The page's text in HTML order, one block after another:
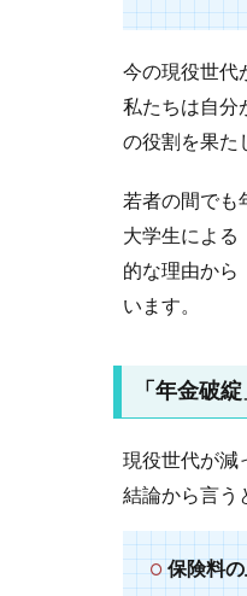
今の現役世代
私たちは自分
の役割を果た
若者の間でも
大学生による
的な理由から
います。
「年金破
現役世代が減
結論から言う
保険料